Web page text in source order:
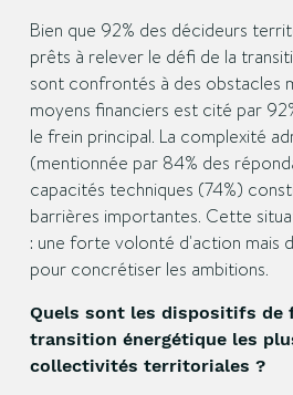
Bien que 92% des décideurs
prêts à relever le défi de la
sont confrontés à des obstacles
moyens financiers est cité par
le frein principal. La complexité
(mentionnée par 84% des
capacités techniques (74%)
barrières importantes. Cette
: une forte volonté d'action mais
pour concrétiser les ambitions.
Quels sont les dispositifs de
transition énergétique les
collectivités territoriales ?